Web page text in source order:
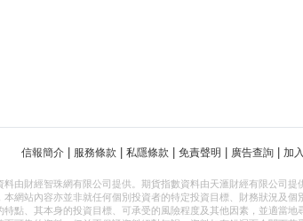
信報簡介 服務條款 私隱條款 免責聲明 廣告查詢 加
料由財經智珠網有限公司提供。期貨指數資料由天滙財經有限公司提
網站內容亦並非就任何個別投資者的特定投資目標、財務狀況及
點、其本身的投資目標、可承受的風險程度及其他因素，並適當